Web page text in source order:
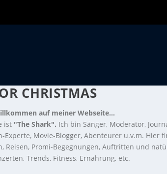
CHRISTMAS
auf meiner Webseite...
ist "The Shark". Ich bin Sänger, Moderator,
Experte, Movie-Blogger, Abenteurer u.v.m. Hier
Reisen, Promi-Begegnungen, Auftritten und
Trends, Fitness, Ernährung, etc.